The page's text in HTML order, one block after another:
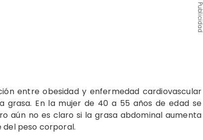
Publicidad
entre obesidad y enfermedad cardiovascular
En la mujer de 40 a 55 años de edad se
aún no es claro si la grasa abdominal aumenta
peso corporal.